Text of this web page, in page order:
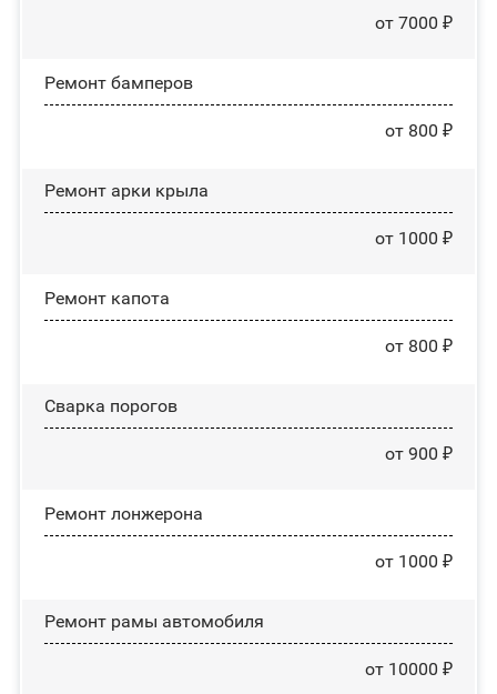
от 7000 ₽
Ремонт бамперов
от 800 ₽
Ремонт арки крыла
от 1000 ₽
Ремонт капота
от 800 ₽
Сварка порогов
от 900 ₽
Ремонт лонжерона
от 1000 ₽
Ремонт рамы автомобиля
от 10000 ₽